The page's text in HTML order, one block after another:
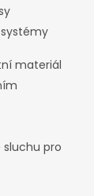
materiál
pro